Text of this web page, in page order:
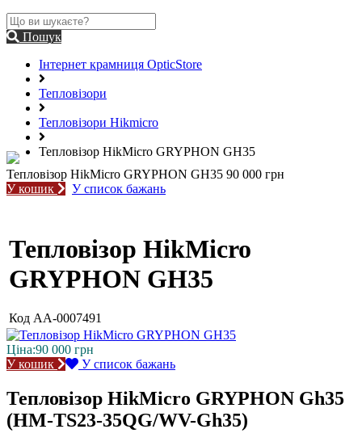
Пошук
Інтернет крамниця OpticStore
Тепловізори
Тепловізори Hikmicro
Тепловізор HikMicro GRYPHON GH35
Тепловізор HikMicro GRYPHON GH35 90 000 грн
У кошик
У список бажань
Тепловізор HikMicro
GRYPHON GH35
Код AA-0007491
Ціна:90 000 грн
У кошик
У список бажань
Тепловізор HikMicro GRYPHON Gh35
(HM-TS23-35QG/WV-Gh35)